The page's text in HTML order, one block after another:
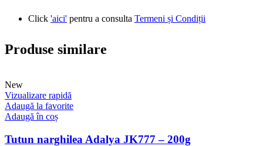
Click 'aici' pentru a consulta Termeni și Condiții
Produse similare
New
Vizualizare rapidă
Adaugă la favorite
Adaugă în coș
Tutun narghilea Adalya JK777 – 200g